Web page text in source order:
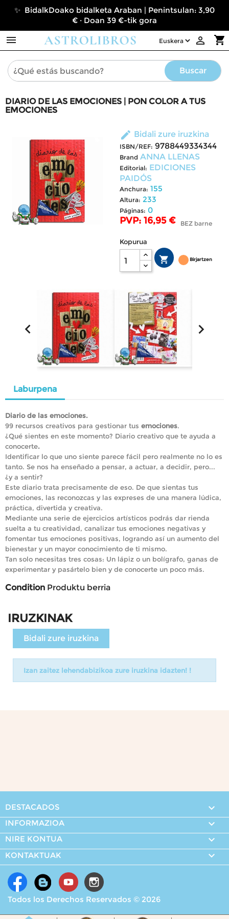
✨ BidalkDoako bidalketa Araban | Penintsulan: 3,90
€ · Doan 39 €-tik gora
 shopping_cart

Buscar
DIARIO DE LAS EMOCIONES | PON COLOR A TUS
EMOCIONES
edit Bidali zure iruzkina
ISBN/REF: 9788449334344
Brand ANNA LLENAS
Editorial: EDICIONES
PAIDÓS
Anchura: 155
Altura: 233
Páginas: 0
PVP: 16,95 € BEZ barne
Kopurua
 Birjartzen
 
Laburpena
Diario de las emociones.
99 recursos creativos para gestionar tus emociones.
¿Qué sientes en este momento? Diario creativo que te ayuda a
conocerte.
Identificar lo que uno siente parece fácil pero realmente no lo es
tanto. Se nos ha enseñado a pensar, a actuar, a decidir, pero...
¿y a sentir?
Este diario trata precisamente de eso. De que sientas tus
emociones, las reconozcas y las expreses de una manera lúdica,
práctica, divertida y creativa.
Mediante una serie de ejercicios artísticos podrás dar rienda
suelta a tu creatividad, canalizar tus emociones negativas y
fomentar tus emociones positivas, logrando así un aumento del
bienestar y un mayor conocimiento de ti mismo.
Tan solo necesitas tres cosas: Un lápiz o un bolígrafo, ganas de
experimentar y pasártelo bien y de conocerte un poco más.
Condition Produktu berria
IRUZKINAK
Bidali zure iruzkina
Izan zaitez lehendabizikoa zure iruzkina idazten! !
DESTACADOS 
INFORMAZIOA 
NIRE KONTUA 
KONTAKTUAK 
Todos los Derechos Reservados © 2026